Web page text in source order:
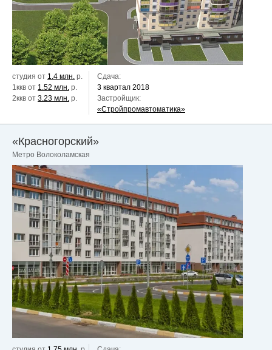
студия от 1.4 млн. р.
1ккв от 1.52 млн. р.
2ккв от 3.23 млн. р.
Сдача:
3 квартал 2018
Застройщик:
«Стройпромавтоматика»
«Красногорский»
Метро Волоколамская